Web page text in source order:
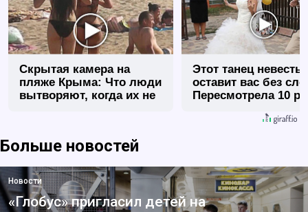
Скрытая камера на
пляже Крыма: Что люди
вытворяют, когда их не
Этот танец невесты
оставит вас без
Пересмотрела 10
Больше новостей
Новости
«Глобус» пригласил детей на